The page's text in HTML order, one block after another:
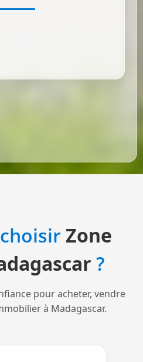
Zone
?
pour acheter, vendre
à Madagascar.